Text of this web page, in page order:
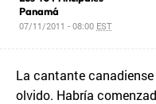
Panamá
07/11/2011 - 08:00 EST
La cantante
olvido. Habría